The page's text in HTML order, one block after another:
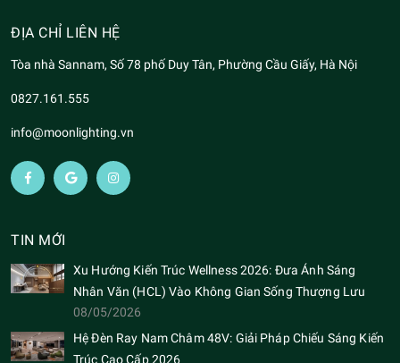
ĐỊA CHỈ LIÊN HỆ
Tòa nhà Sannam, Số 78 phố Duy Tân, Phường Cầu Giấy, Hà Nội
0827.161.555
info@moonlighting.vn
TIN MỚI
Xu Hướng Kiến Trúc Wellness 2026: Đưa Ánh Sáng
Nhân Văn (HCL) Vào Không Gian Sống Thượng Lưu
08/05/2026
Hệ Đèn Ray Nam Châm 48V: Giải Pháp Chiếu Sáng Kiến
Trúc Cao Cấp 2026